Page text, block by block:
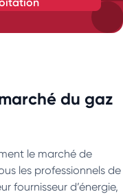
du gaz
le marché de
les professionnels de
fournisseur d’énergie,